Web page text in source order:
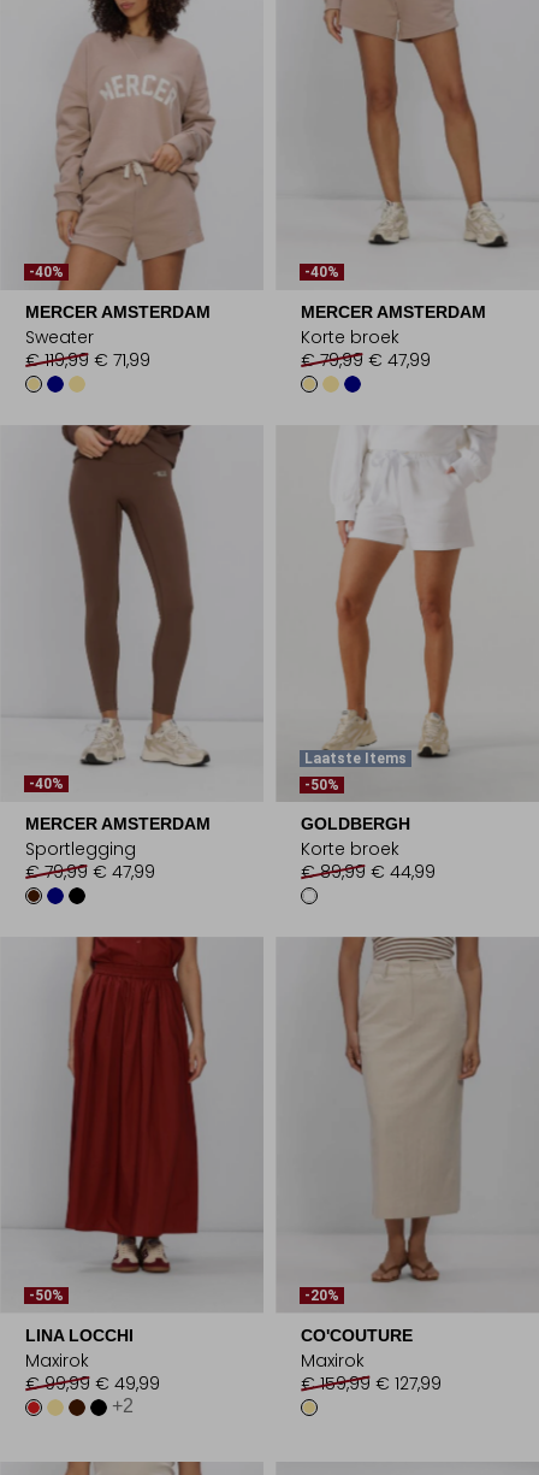
-40%
MERCER AMSTERDAM
Sweater
€ 119,99 € 71,99
-40%
MERCER AMSTERDAM
Korte broek
€ 79,99 € 47,99
-40%
MERCER AMSTERDAM
Sportlegging
€ 79,99 € 47,99
Laatste Items
-50%
GOLDBERGH
Korte broek
€ 89,99 € 44,99
-50%
LINA LOCCHI
Maxirok
€ 99,99 € 49,99
+2
-20%
CO'COUTURE
Maxirok
€ 159,99 € 127,99